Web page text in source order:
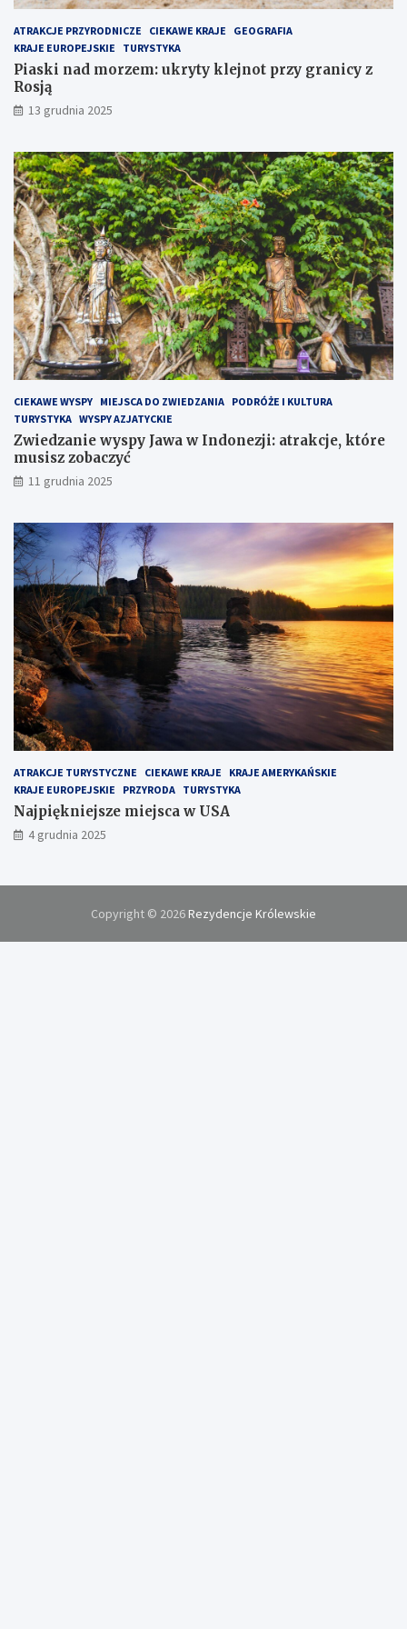
z
e
m
i
e
j
s
e
n
a
P
ó
ł
w
y
s
p
i
e
H
e
s
k
i
m
?
R
o
s
j
ą
ATRAKCJE PRZYRODNICZE CIEKAWE KRAJE
GEOGRAFIA
KRAJE EUROPEJSKIE
TURYSTYKA
Piaski nad morzem: ukryty klejnot przy granicy z
Rosją
13 grudnia 2025
CIEKAWE WYSPY MIEJSCA DO ZWIEDZANIA PODRÓŻE I KULTURA
TURYSTYKA WYSPY AZJATYCKIE
Zwiedzanie wyspy Jawa w Indonezji: atrakcje, które
musisz zobaczyć
11 grudnia 2025
ATRAKCJE TURYSTYCZNE CIEKAWE KRAJE
KRAJE AMERYKAŃSKIE
KRAJE EUROPEJSKIE
PRZYRODA TURYSTYKA
Najpiękniejsze miejsca w USA
4 grudnia 2025
Copyright © 2026Rezydencje Królewskie